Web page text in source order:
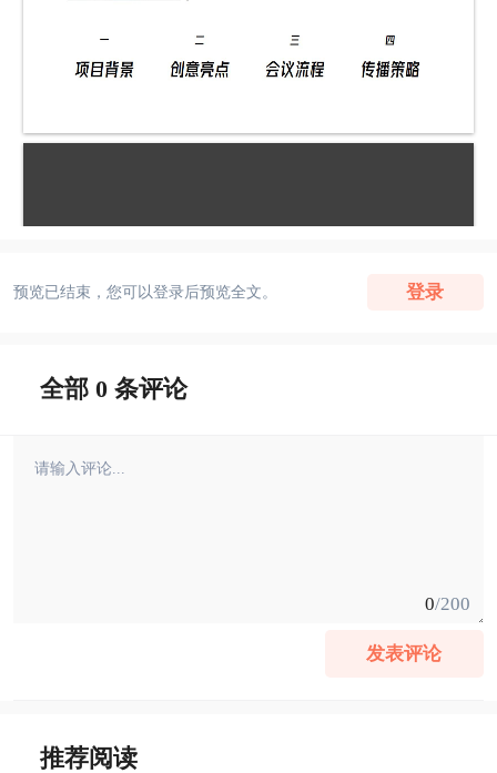
预览已结束，您可以登录后预览全文。 登录
全部 0 条评论
0/200
发表评论
推荐阅读